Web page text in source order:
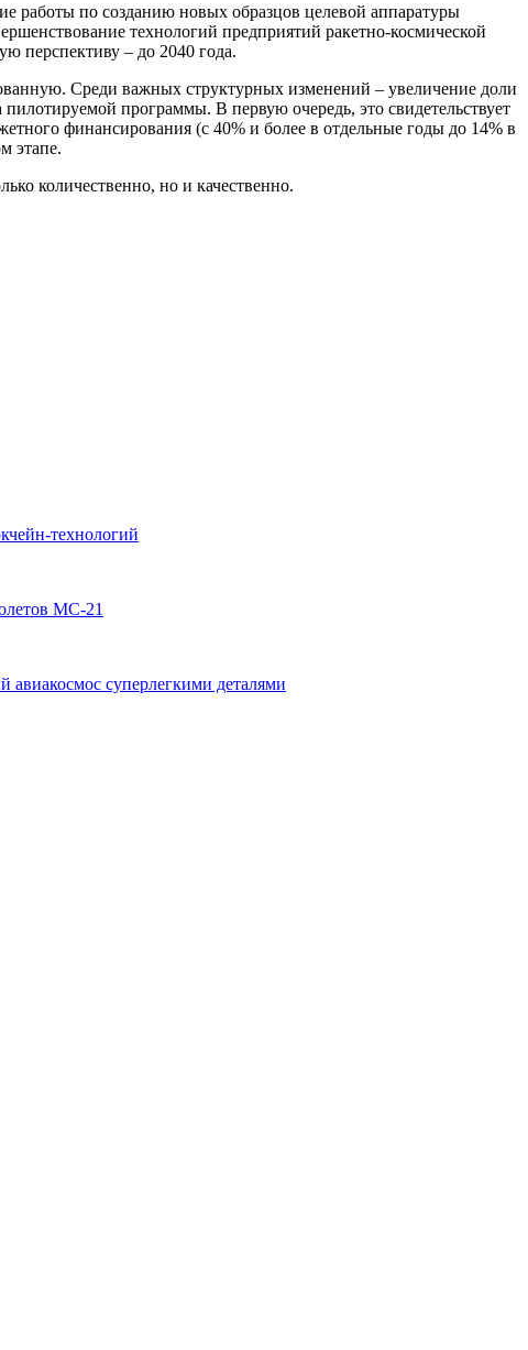
работы по созданию новых образцов целевой аппаратуры
технологий предприятий ракетно-космической
перспективу – до 2040 года.
Среди важных структурных изменений – увеличение доли
программы. В первую очередь, это свидетельствует
финансирования (с 40% и более в отдельные годы до 14% в
этапе.
количественно, но и качественно.
технологий
МС-21
суперлегкими деталями